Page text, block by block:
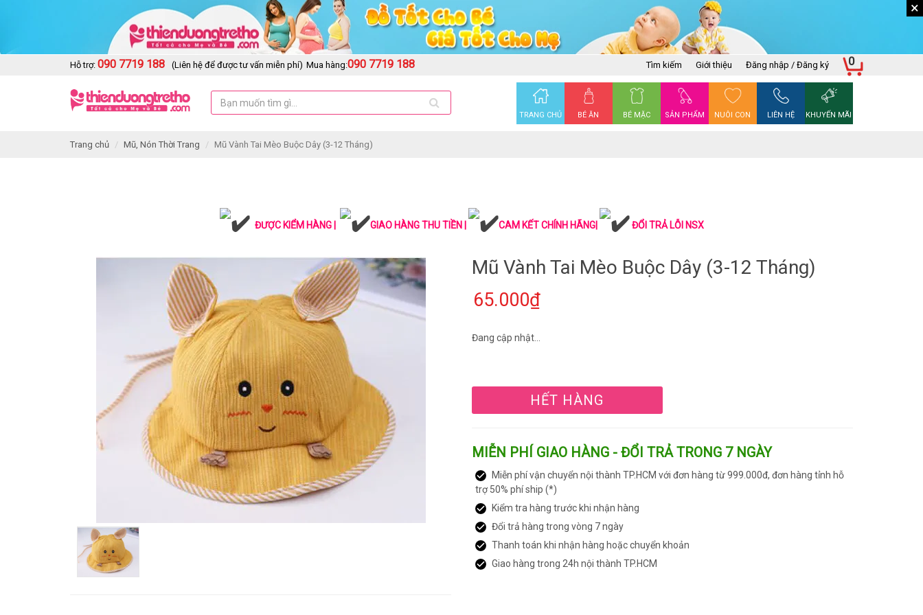
×
Hỗ trợ: 090 7719 188 (Liên hệ để được tư vấn miễn phí) Mua hàng:090 7719 188 Tìm kiếm Giới thiệu Đăng nhập / Đăng ký
TRANG CHỦ BÉ ĂN BÉ MẶC SẢN PHẨM NUÔI CON LIÊN HỆ KHUYẾN MÃI
0
Trang chủ Mũ, Nón Thời Trang Mũ Vành Tai Mèo Buộc Dây (3-12 Tháng)
ĐƯỢC KIỂM HÀNG | GIAO HÀNG THU TIỀN | CAM KẾT CHÍNH HÃNG| ĐỔI TRẢ LỖI NSX
Mũ Vành Tai Mèo Buộc Dây (3-12 Tháng)
65.000₫
Đang cập nhật...
HẾT HÀNG
MIỄN PHÍ GIAO HÀNG - ĐỔI TRẢ TRONG 7 NGÀY
Miễn phí vận chuyển nội thành TP.HCM với đơn hàng từ 999.000đ, đơn hàng tỉnh hỗ
trợ 50% phí ship (*)
Kiểm tra hàng trước khi nhận hàng
Đổi trả hàng trong vòng 7 ngày
Thanh toán khi nhận hàng hoặc chuyển khoản
Giao hàng trong 24h nội thành TP.HCM